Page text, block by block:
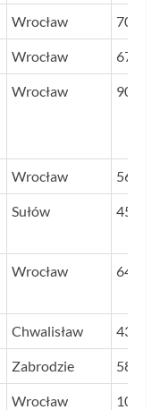
Wrocław 70
Wrocław 67
Wrocław 904
Wrocław 568
Sułów 45
Wrocław 64
Chwalisław 43
Zabrodzie 58
Wrocław 100